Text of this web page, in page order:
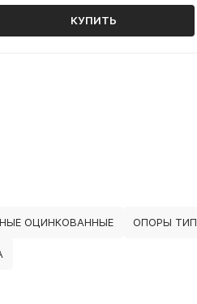
КУПИТЬ
ОЦИНКОВАННЫЕ ОПОРЫ